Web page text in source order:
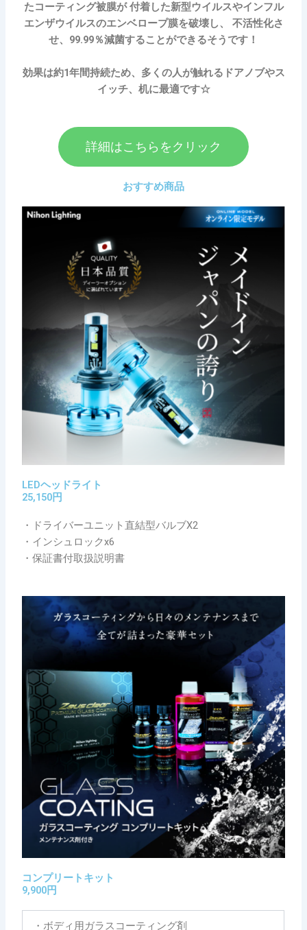
たコーティング被膜が 付着した新型ウイルスやインフル
エンザウイルスのエンベロープ膜を破壊し、 不活性化さ
せ、99.99％減菌することができるそうです！
効果は約1年間持続ため、多くの人が触れるドアノブやス
イッチ、机に最適です☆
詳細はこちらをクリック
おすすめ商品
LEDヘッドライト
25,150円
・ドライバーユニット直結型バルブX2
・インシュロックx6
・保証書付取扱説明書
コンプリートキット
9,900円
・ボディ用ガラスコーティング剤